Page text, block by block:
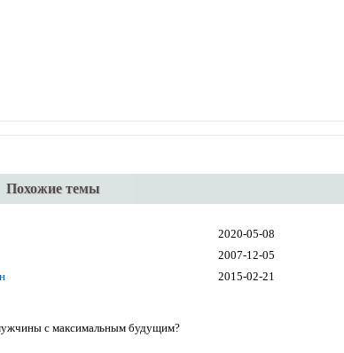
Похожие темы
2020-05-08
2007-12-05
2015-02-21
с максимальным будущим?